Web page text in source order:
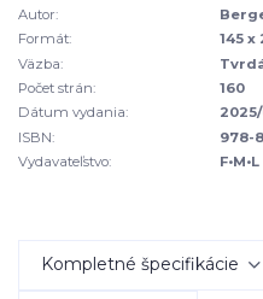
Autor:
Formát:
145 x
Väzba:
Počet strán:
160
Dátum vydania:
ISBN:
978-
Vydavateľstvo:
F•M•L
Kompletné špecifikácie